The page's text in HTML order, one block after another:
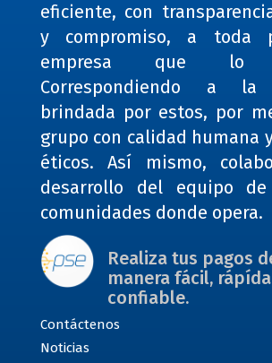
eficiente, con
y compromiso, a toda
empresa que lo
Correspondiendo a la
brindada por estos, por
grupo con calidad humana
éticos. Así mismo,
desarrollo del equipo
comunidades donde opera.
Realiza tus pagos
manera fácil,
confiable.
Contáctenos
Noticias